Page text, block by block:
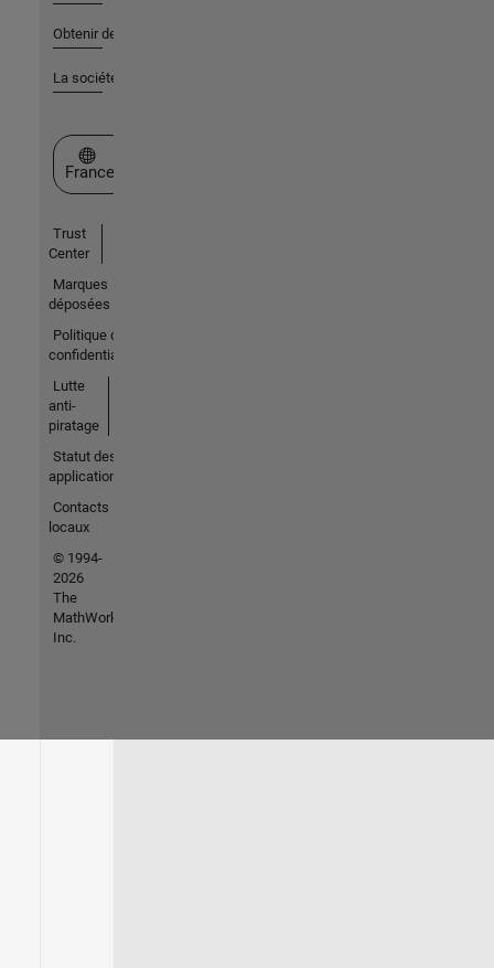
Obtenir de l'aide
La société
Sélectionner un site web
France
Trust
Center
Marques
déposées
Politique de
confidentialité
Lutte
anti-
piratage
Statut des
applications
Contacts
locaux
© 1994-
2026
The
MathWorks,
Inc.